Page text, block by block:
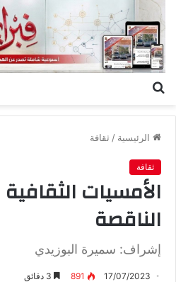
الرئيسية / ثقافة
ثقافة
الأمسيات
الناقصة
إشراف: سميرة البوزيدي
17/07/2023
891